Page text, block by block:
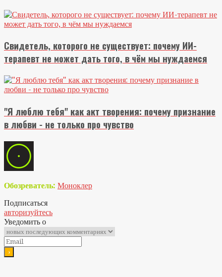
Свидетель, которого не существует: почему ИИ-
терапевт не может дать того, в чём мы нуждаемся
"Я люблю тебя" как акт творения: почему признание
в любви - не только про чувство
Обозреватель: Моноклер
Подписаться
авторизуйтесь
Уведомить о